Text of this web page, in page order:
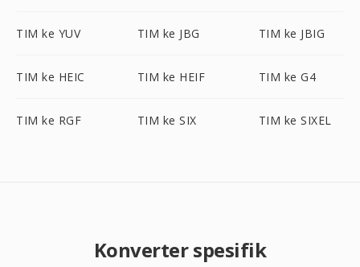
TIM ke YUV TIM ke JBG TIM ke JBIG
TIM ke HEIC TIM ke HEIF TIM ke G4
TIM ke RGF TIM ke SIX TIM ke SIXEL
Konverter spesifik